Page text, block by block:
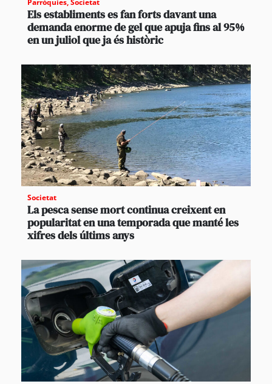
Els establiments es fan forts davant una
demanda enorme de gel que apuja fins al 95%
en un juliol que ja és històric
Societat
La pesca sense mort continua creixent en
popularitat en una temporada que manté les
xifres dels últims anys